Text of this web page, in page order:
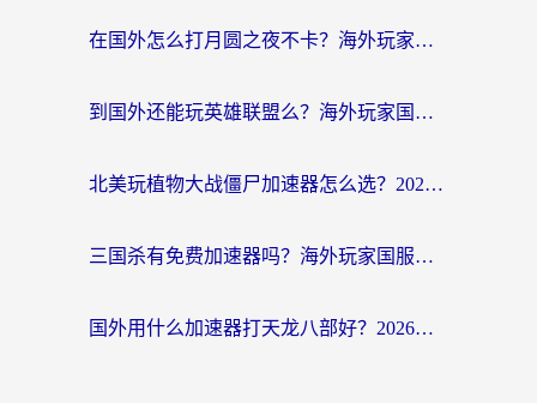
在国外怎么打月圆之夜不卡？海外玩家国服游戏加速终极指南（附巴西英国游戏适配方案）
到国外还能玩英雄联盟么？海外玩家国服游戏畅玩终极指南
北美玩植物大战僵尸加速器怎么选？2026海外党必看的国服游戏加速指南
三国杀有免费加速器吗？海外玩家国服畅玩终极指南（附泰国南非专属解决方案）
国外用什么加速器打天龙八部好？2026海外玩家国服游戏加速全攻略